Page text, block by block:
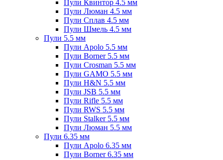
Пули Квинтор 4.5 мм
Пули Люман 4.5 мм
Пули Сплав 4.5 мм
Пули Шмель 4.5 мм
Пули 5.5 мм
Пули Apolo 5.5 мм
Пули Borner 5.5 мм
Пули Crosman 5.5 мм
Пули GAMO 5.5 мм
Пули H&N 5.5 мм
Пули JSB 5.5 мм
Пули Rifle 5.5 мм
Пули RWS 5.5 мм
Пули Stalker 5.5 мм
Пули Люман 5.5 мм
Пули 6.35 мм
Пули Apolo 6.35 мм
Пули Borner 6.35 мм